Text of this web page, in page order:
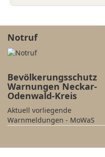
Notruf
Bevölkerungsschutz
Warnungen Neckar-
Odenwald-Kreis
Aktuell vorliegende
Warnmeldungen - MoWaS